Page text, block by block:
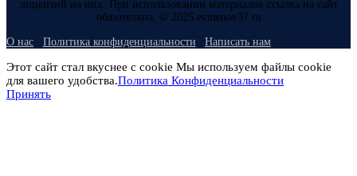
лицензий на них. При использовании материалов ссылка на сайт
обязательна. © 2025 evmenov37.ru
О нас Политика конфиденциальности Написать нам
Этот сайт стал вкуснее с cookie Мы используем файлы cookie
для вашего удобства.Политика Конфиденциальности
Принять